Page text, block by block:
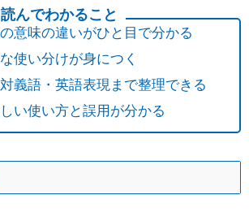
意味の違いがひと目で分かる
使い分けが身につく
義語・英語表現まで整理できる
い使い方と誤用が分かる